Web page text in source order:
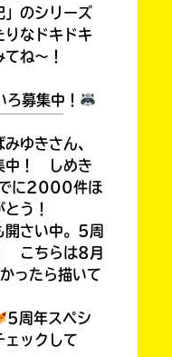
」のシリーズ
なドキドキ
ね～！
募集中！
ゆきさん、
中！ しめき
に2000件ほ
う！
開さい中。5周
こちらは8月
ったら描いて
5周年スペシ
ェックして